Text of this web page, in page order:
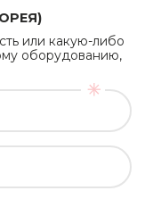
или какую-либо
оборудованию,